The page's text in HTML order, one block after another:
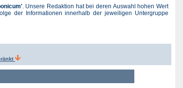
. Unsere Redaktion hat bei deren Auswahl hohen Wert
der Informationen innerhalb der jeweiligen Untergruppe